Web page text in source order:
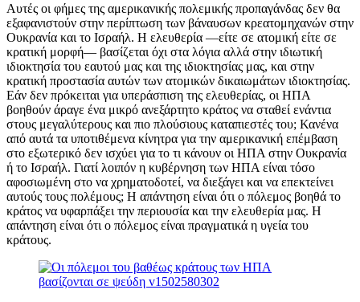
Αυτές οι φήμες της αμερικανικής πολεμικής προπαγάνδας δεν θα
εξαφανιστούν στην περίπτωση των βάναυσων κρεατομηχανών στην
Ουκρανία και το Ισραήλ. Η ελευθερία —είτε σε ατομική είτε σε
κρατική μορφή— βασίζεται όχι στα λόγια αλλά στην ιδιωτική
ιδιοκτησία του εαυτού μας και της ιδιοκτησίας μας, και στην
κρατική προστασία αυτών των ατομικών δικαιωμάτων ιδιοκτησίας.
Εάν δεν πρόκειται για υπεράσπιση της ελευθερίας, οι ΗΠΑ
βοηθούν άραγε ένα μικρό ανεξάρτητο κράτος να σταθεί ενάντια
στους μεγαλύτερους και πιο πλούσιους καταπιεστές του; Κανένα
από αυτά τα υποτιθέμενα κίνητρα για την αμερικανική επέμβαση
στο εξωτερικό δεν ισχύει για το τι κάνουν οι ΗΠΑ στην Ουκρανία
ή το Ισραήλ. Γιατί λοιπόν η κυβέρνηση των ΗΠΑ είναι τόσο
αφοσιωμένη στο να χρηματοδοτεί, να διεξάγει και να επεκτείνει
αυτούς τους πολέμους; Η απάντηση είναι ότι ο πόλεμος βοηθά το
κράτος να υφαρπάξει την περιουσία και την ελευθερία μας. Η
απάντηση είναι ότι ο πόλεμος είναι πραγματικά η υγεία του
κράτους.